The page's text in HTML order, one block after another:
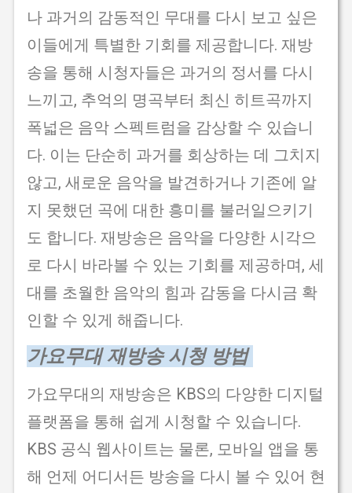
나 과거의 감동적인 무대를 다시 보고 싶은
이들에게 특별한 기회를 제공합니다. 재방
송을 통해 시청자들은 과거의 정서를 다시
느끼고, 추억의 명곡부터 최신 히트곡까지
폭넓은 음악 스펙트럼을 감상할 수 있습니
다. 이는 단순히 과거를 회상하는 데 그치지
않고, 새로운 음악을 발견하거나 기존에 알
지 못했던 곡에 대한 흥미를 불러일으키기
도 합니다. 재방송은 음악을 다양한 시각으
로 다시 바라볼 수 있는 기회를 제공하며, 세
대를 초월한 음악의 힘과 감동을 다시금 확
인할 수 있게 해줍니다.
가요무대 재방송 시청 방법
가요무대의 재방송은 KBS의 다양한 디지털
플랫폼을 통해 쉽게 시청할 수 있습니다.
KBS 공식 웹사이트는 물론, 모바일 앱을 통
해 언제 어디서든 방송을 다시 볼 수 있어 현